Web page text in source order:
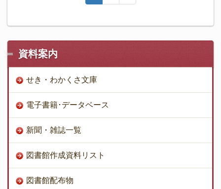
資料案内
せき・わかくさ文庫
電子書籍･データベース
新聞・雑誌一覧
図書館作成資料リスト
図書館配布物